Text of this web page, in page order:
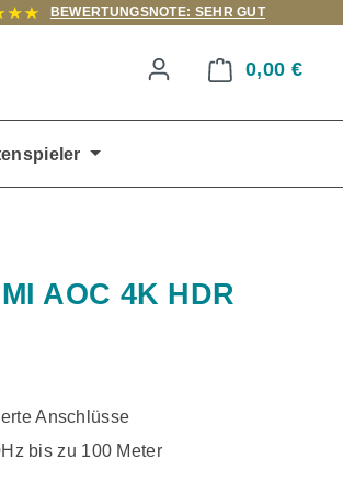
BEWERTUNGSNOTE: SEHR GUT
0,00 €
AOC 4K HDR
Anschlüsse
bis zu 100 Meter